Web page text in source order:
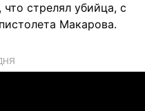
стрелял убийца, с
Макарова.